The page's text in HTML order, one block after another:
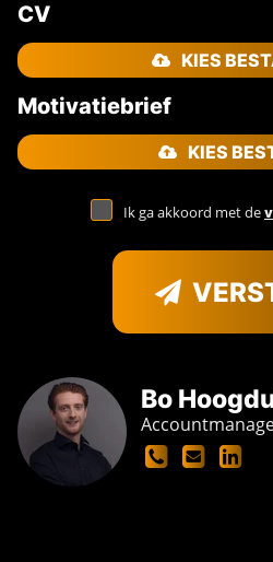
Bo
CV
KIES
Motivatiebrief
KIES
Ik ga akkoord met de